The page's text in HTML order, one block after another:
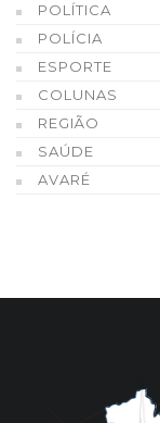
POLÍTICA
POLÍCIA
ESPORTE
COLUNAS
REGIÃO
SAÚDE
AVARÉ